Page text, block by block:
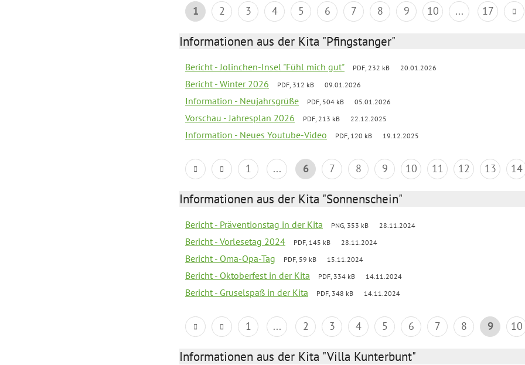
1 2 3 4 5 6 7 8 9 10 ... 17
Informationen aus der Kita "Pfingstanger"
Bericht - Jolinchen-Insel "Fühl mich gut" PDF, 232 kB 20.01.2026
Bericht - Winter 2026 PDF, 312 kB 09.01.2026
Information - Neujahrsgrüße PDF, 504 kB 05.01.2026
Vorschau - Jahresplan 2026 PDF, 213 kB 22.12.2025
Information - Neues Youtube-Video PDF, 120 kB 19.12.2025
1 ... 6 7 8 9 10 11 12 13 14
Informationen aus der Kita "Sonnenschein"
Bericht - Präventionstag in der Kita PNG, 353 kB 28.11.2024
Bericht - Vorlesetag 2024 PDF, 145 kB 28.11.2024
Bericht - Oma-Opa-Tag PDF, 59 kB 15.11.2024
Bericht - Oktoberfest in der Kita PDF, 334 kB 14.11.2024
Bericht - Gruselspaß in der Kita PDF, 348 kB 14.11.2024
1 ... 2 3 4 5 6 7 8 9 10
Informationen aus der Kita "Villa Kunterbunt"